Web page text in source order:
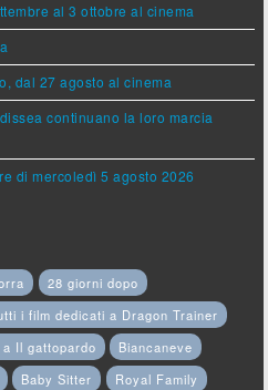
al 3 ottobre al cinema
dal 27 agosto al cinema
continuano la loro marcia
di mercoledì 5 agosto 2026
28 giorni dopo
i film dedicati a Dragon Trainer
Il gattopardo
Biancaneve
Baby Sitter
Royal Family